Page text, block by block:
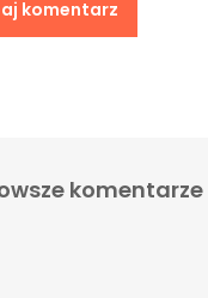
komentarze